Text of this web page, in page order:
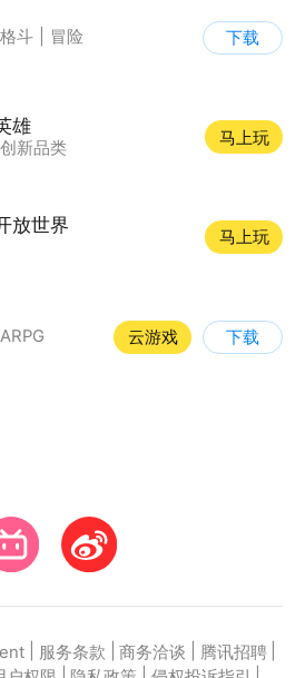
格斗
冒险
下载
雄
创新品类
马上玩
放世界
马上玩
ARPG
云游戏 下载
服务条款 商务洽谈 腾讯招聘